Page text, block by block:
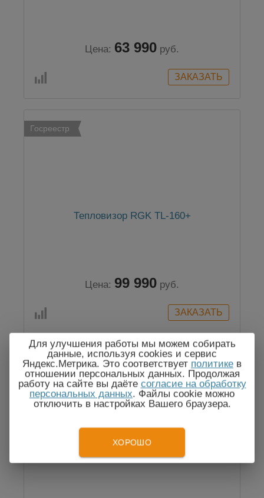
Цена: 63 990 руб.
Госреестр
Тепловизор RGK TL-160+
Цена: 99 990 руб.
Госреестр
Для улучшения работы мы можем собирать
данные, используя cookies и сервис
Яндекс.Метрика. Это соответствует политике в
отношении персональных данных. Продолжая
работу на сайте вы даёте согласие на обработку
персональных данных. Файлы cookie можно
отключить в настройках Вашего браузера.
ХОРОШО